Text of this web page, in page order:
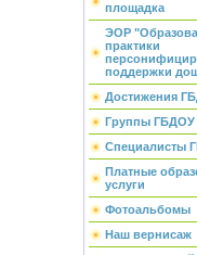
площадка
ЭОР
практики
поддержки
Достижения
Группы ГБДОУ
Специалисты
Платные
услуги
Фотоальбомы
Наш вернисаж